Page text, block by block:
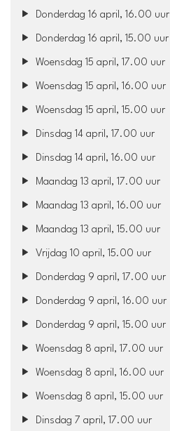
Donderdag 16 april, 16.00 uur
Donderdag 16 april, 15.00 uur
Woensdag 15 april, 17.00 uur
Woensdag 15 april, 16.00 uur
Woensdag 15 april, 15.00 uur
Dinsdag 14 april, 17.00 uur
Dinsdag 14 april, 16.00 uur
Maandag 13 april, 17.00 uur
Maandag 13 april, 16.00 uur
Maandag 13 april, 15.00 uur
Vrijdag 10 april, 15.00 uur
Donderdag 9 april, 17.00 uur
Donderdag 9 april, 16.00 uur
Donderdag 9 april, 15.00 uur
Woensdag 8 april, 17.00 uur
Woensdag 8 april, 16.00 uur
Woensdag 8 april, 15.00 uur
Dinsdag 7 april, 17.00 uur